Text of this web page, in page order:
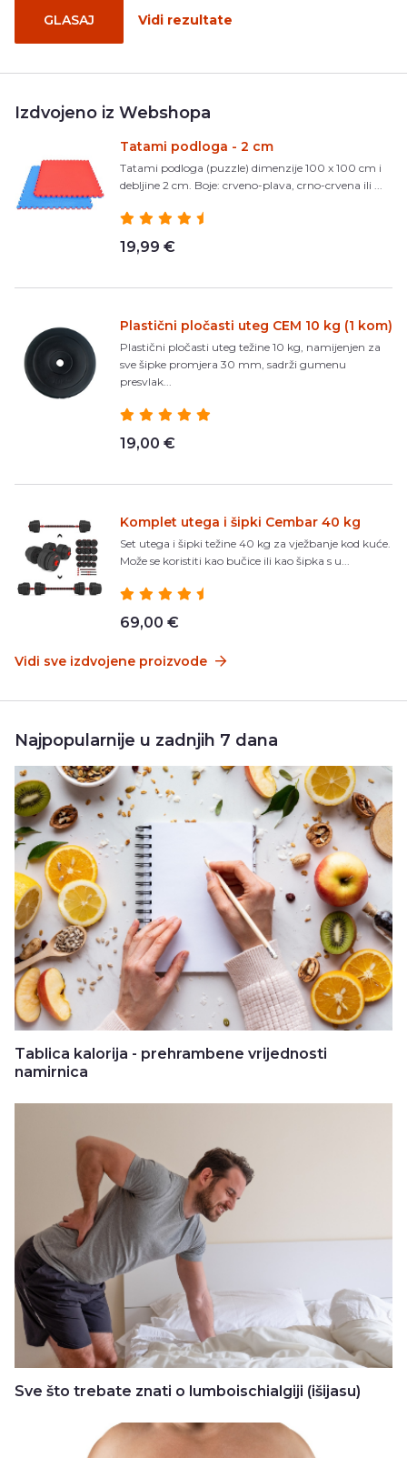
GLASAJ Vidi rezultate
Izdvojeno iz Webshopa
Tatami podloga - 2 cm
Tatami podloga (puzzle) dimenzije 100 x 100 cm i
debljine 2 cm. Boje: crveno-plava, crno-crvena ili ...
19,99 €
Plastični pločasti uteg CEM 10 kg (1 kom)
Plastični pločasti uteg težine 10 kg, namijenjen za
sve šipke promjera 30 mm, sadrži gumenu
presvlak...
19,00 €
Komplet utega i šipki Cembar 40 kg
Set utega i šipki težine 40 kg za vježbanje kod kuće.
Može se koristiti kao bučice ili kao šipka s u...
69,00 €
Vidi sve izdvojene proizvode
Najpopularnije u zadnjih 7 dana
Tablica kalorija - prehrambene vrijednosti
namirnica
Sve što trebate znati o lumboischialgiji (išijasu)